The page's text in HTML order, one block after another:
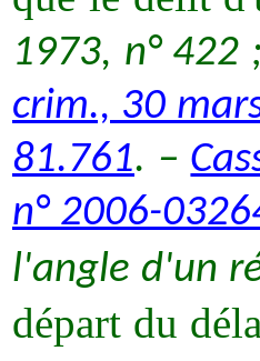
1973, n° 422 ;
crim., 30
81.761. –
n° 2006-
l'angle d'un
départ du